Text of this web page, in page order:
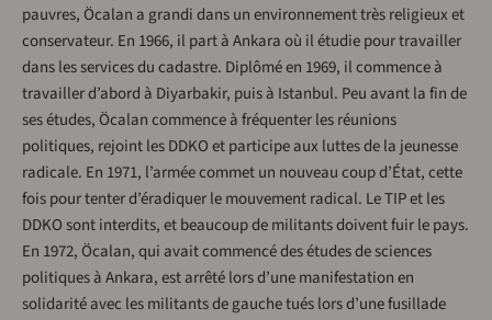
pauvres, Öcalan a grandi dans un environnement très religieux et
conservateur. En 1966, il part à Ankara où il étudie pour travailler
dans les services du cadastre. Diplômé en 1969, il commence à
travailler d’abord à Diyarbakir, puis à Istanbul. Peu avant la fin de
ses études, Öcalan commence à fréquenter les réunions
politiques, rejoint les DDKO et participe aux luttes de la jeunesse
radicale. En 1971, l’armée commet un nouveau coup d’État, cette
fois pour tenter d’éradiquer le mouvement radical. Le TIP et les
DDKO sont interdits, et beaucoup de militants doivent fuir le pays.
En 1972, Öcalan, qui avait commencé des études de sciences
politiques à Ankara, est arrêté lors d’une manifestation en
solidarité avec les militants de gauche tués lors d’une fusillade